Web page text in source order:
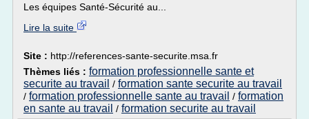
Les équipes Santé-Sécurité au...
Lire la suite
Site : http://references-sante-securite.msa.fr
Thèmes liés : formation professionnelle sante et
securite au travail / formation sante securite au travail
/ formation professionnelle sante au travail / formation
en sante au travail / formation securite au travail